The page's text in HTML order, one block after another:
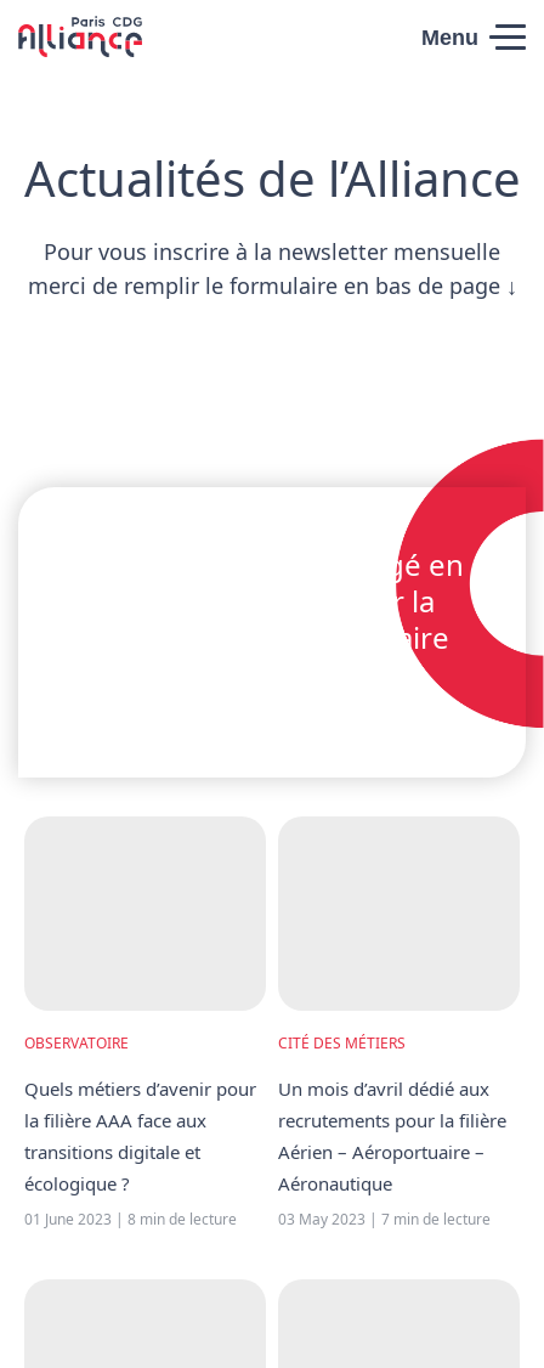
Skip to content
Menu
Actualités de l’Alliance
Pour vous inscrire à la newsletter mensuelle
merci de remplir le formulaire en bas de page ↓
Un engagement partagé en
faveur de l’emploi sur la
plateforme aéroportuaire
OBSERVATOIRE
Quels métiers d’avenir pour
la filière AAA face aux
transitions digitale et
écologique ?
01 June 2023 | 8 min de lecture
CITÉ DES MÉTIERS
Un mois d’avril dédié aux
recrutements pour la filière
Aérien – Aéroportuaire –
Aéronautique
03 May 2023 | 7 min de lecture